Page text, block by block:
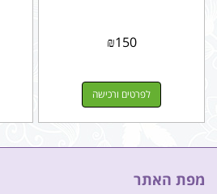
₪150
לפרטים ורכישה
מפת האתר